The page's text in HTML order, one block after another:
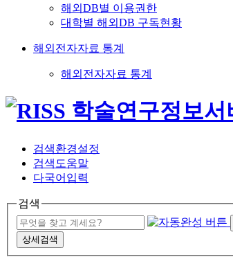
해외DB별 이용권한
대학별 해외DB 구독현황
해외전자자료 통계
해외전자자료 통계
검색환경설정
검색도움말
다국어입력
검색
상세검색